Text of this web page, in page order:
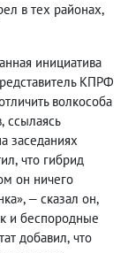
в тех районах,
инициатива
КПРФ
волкособа
, ссылаясь
заседаниях
, что гибрид
он ничего
— сказал он,
и беспородные
добавил, что